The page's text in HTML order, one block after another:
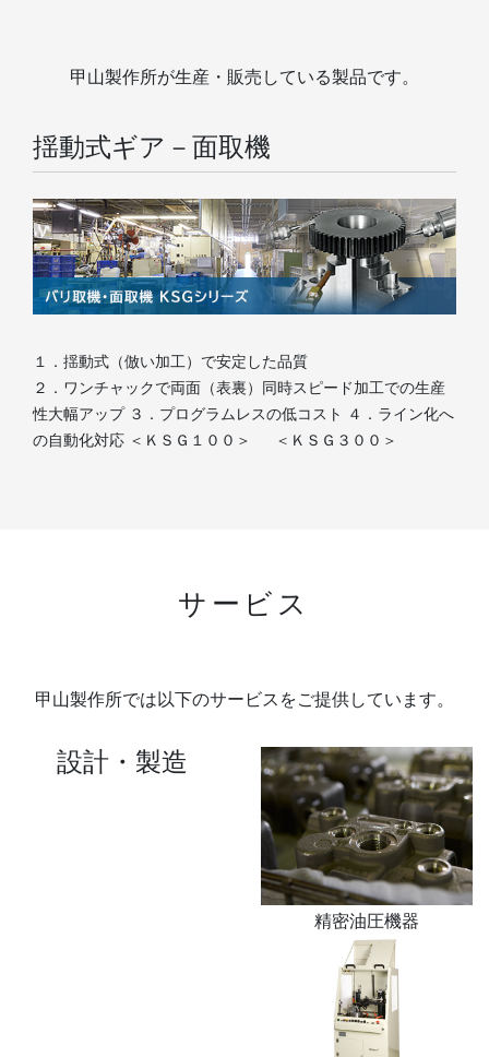
甲山製作所が生産・販売している製品です。
揺動式ギア－面取機
１．揺動式（倣い加工）で安定した品質
２．ワンチャックで両面（表裏）同時スピード加工での生産
性大幅アップ３．プログラムレスの低コスト ４．ライン化へ
の自動化対応 ＜ＫＳＧ１００＞ ＜ＫＳＧ３００＞
サービス
甲山製作所では以下のサービスをご提供しています。
設計・製造
精密油圧機器